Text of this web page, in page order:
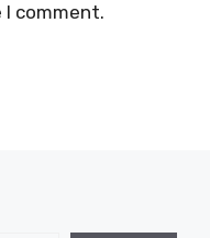
comment.